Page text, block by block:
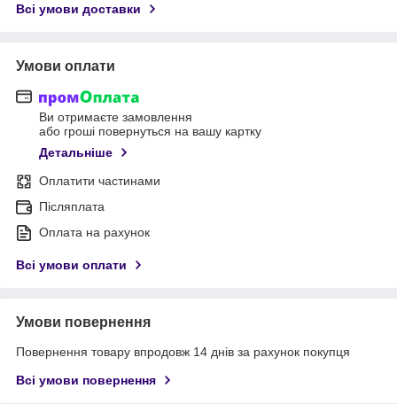
Всі умови доставки
Умови оплати
Ви отримаєте замовлення
або гроші повернуться на вашу картку
Детальніше
Оплатити частинами
Післяплата
Оплата на рахунок
Всі умови оплати
Умови повернення
Повернення товару впродовж 14 днів за рахунок покупця
Всі умови повернення